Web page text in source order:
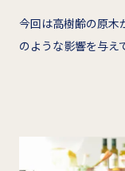
今回は高樹齢の原木
のような影響を与え